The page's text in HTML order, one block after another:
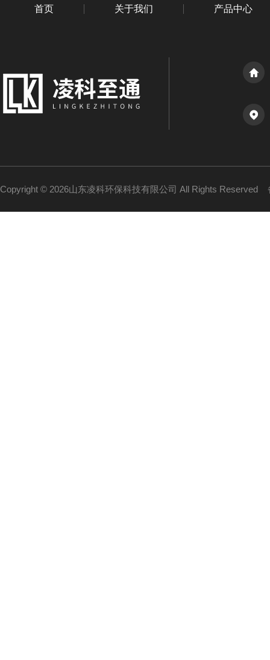
首页 关于我们 产品中心
Copyright © 2026山东凌科环保科技有限公司 All Rights Reserved